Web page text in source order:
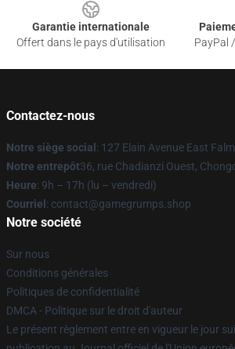
Garantie internationale
Offert dans le pays d'utilisation
PayPal
Contactez-nous
Notre siège social : 127 Elain Avenue East
Notre entrepôt36, rue Chadianzi Ouest,
Heure: 9h – 17h (lu – vendredi)
Courriel : contact@gamegrumps.shop
Notre société
Sur nous
Conditions générales
Politiques de confidentialité
DMCA - Politique sur le droit d'auteur
Le présent règlement entre en vigueur le jour